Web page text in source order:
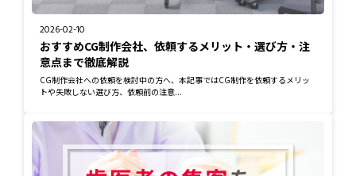
2026-02-10
おすすめCG制作会社、依頼するメリット・選び方・注
意点まで徹底解説
CG制作会社への依頼を検討中の方へ、本記事ではCG制作を依頼するメリッ
トや失敗しない選び方、依頼前の注意...